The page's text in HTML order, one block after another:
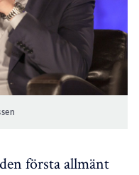
första allmänt